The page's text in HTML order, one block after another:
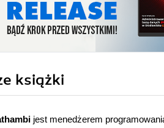
książki
jest menedżerem